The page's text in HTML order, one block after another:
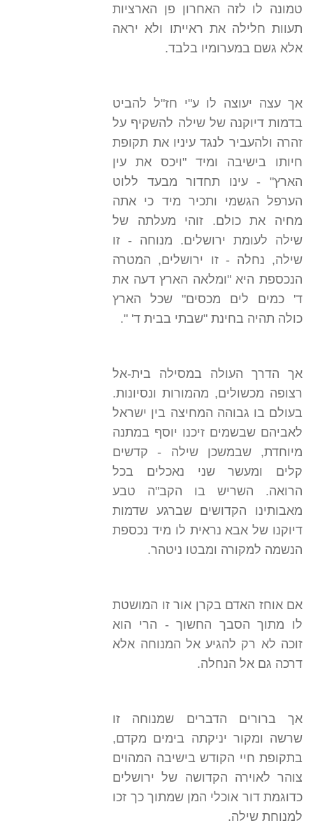
טמונה לו לזה האחרון פן הארציות
תעוות חלילה את ראייתו ולא יראה
אלא גשם במערומיו בלבד.
אך עצה יעוצה לו ע"י חז"ל להביט
בדמות דיוקנה של שילה להשקיף על
זהרה ולהעביר לנגד עיניו את תקופת
חיותו בישיבה ומיד "ויכס את עין
הארץ" - עינו תחדור מבעד ללוט
הערפל הגשמי ותכיר מיד כי אתה
מחיה את כולם. זוהי מעלתה של
שילה לעומת ירושלים. מנוחה - זו
שילה, נחלה - זו ירושלים, המטרה
הנכספת היא "ומלאה הארץ דעה את
ד' כמים לים מכסים" שכל הארץ
כולה תהיה בחינת "שבתי בבית ד' ".
אך הדרך העולה במסילה בית-אל
רצופה מכשולים, מהמורות ונסיונות.
בעולם בו גבוהה המחיצה בין ישראל
לאביהם שבשמים זיכנו יוסף במתנה
מיוחדת, שבמשכן שילה - קדשים
קלים ומעשר שני נאכלים בכל
הרואה. השריש בו הקב"ה טבע
מאבותינו הקדושים שברגע שדמות
דיוקנו של אבא נראית לו מיד נכספת
הנשמה למקורה ומבטו ניטהר.
אם אוחז האדם בקרן אור זו המושטת
לו מתוך הסבך החשוך - הרי הוא
זוכה לא רק להגיע אל המנוחה אלא
דרכה גם אל הנחלה.
אך ברורים הדברים שמנוחה זו
שרשה ומקור יניקתה בימים מקדם,
בתקופת חיי הקודש בישיבה המהוים
צוהר לאוירה הקדושה של ירושלים
כדוגמת דור אוכלי המן שמתוך כך זכו
למנוחת שילה.